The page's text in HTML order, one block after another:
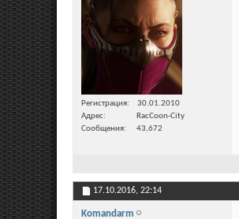
Регистрация
30.01.2010
Адрес
RacCoon-City
Сообщения
43,672
17.10.2016, 22:14
Komandarm